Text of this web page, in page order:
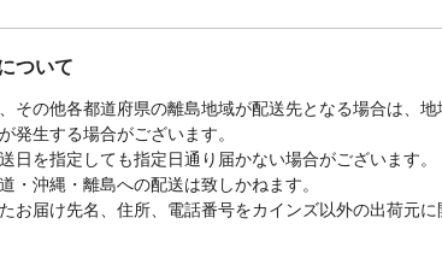
ついて
その他各都道府県の離島地域が配送先となる場合は、
発生する場合がございます。
日を指定しても指定日通り届かない場合がございます。
・沖縄・離島への配送は致しかねます。
お届け先名、住所、電話番号をカインズ以外の出荷元